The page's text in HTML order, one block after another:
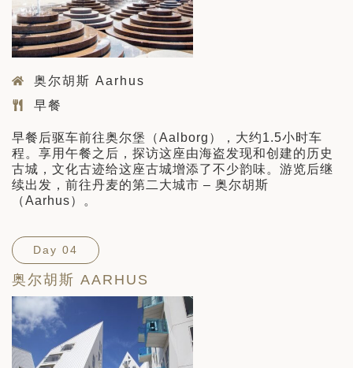
奥尔胡斯 Aarhus
早餐
早餐后驱车前往奥尔堡（Aalborg），大约1.5小时车
程。享用午餐之后，探访这座由海盗发现和创建的历史
古城，文化古迹给这座古城增添了不少韵味。游览后继
续出发，前往丹麦的第二大城市 – 奥尔胡斯
（Aarhus）。
Day 04
奥尔胡斯 AARHUS